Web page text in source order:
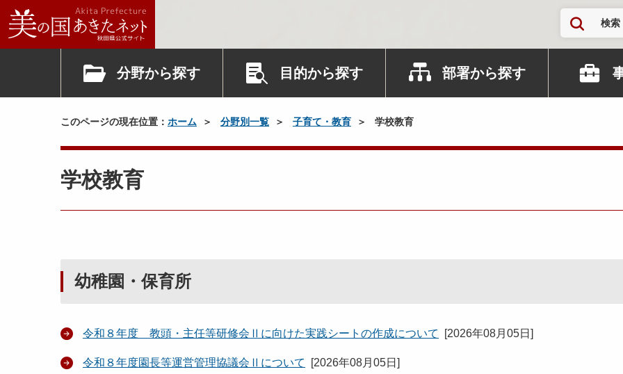
検索
分野から探す 目的から探す 部署から探す
このページの現在位置： ホーム 分野別一覧 子育て・教育 学校教育
学校教育
幼稚園・保育所
令和８年度 教頭・主任等研修会Ⅱに向けた実践シートの作成について [2026年08月05日 ]
令和８年度園長等運営管理協議会Ⅱについて [2026年08月05日 ]